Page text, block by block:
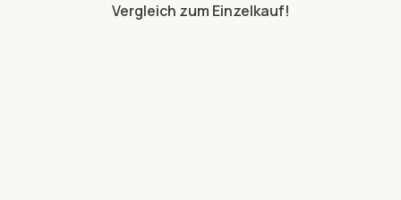
Vergleich zum Einzelkauf!